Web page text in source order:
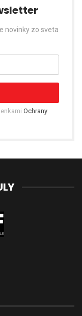
novinky zo sveta
Ochrany